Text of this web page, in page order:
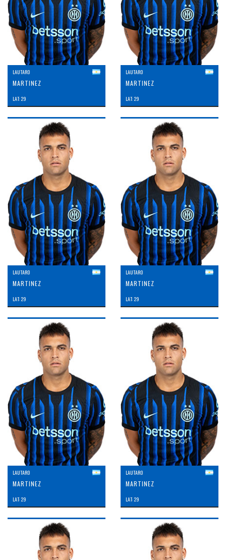
LAUTARO
MARTINEZ
LAT: 29
LAUTARO
MARTINEZ
LAT: 29
LAUTARO
MARTINEZ
LAT: 29
LAUTARO
MARTINEZ
LAT: 29
LAUTARO
MARTINEZ
LAT: 29
LAUTARO
MARTINEZ
LAT: 29